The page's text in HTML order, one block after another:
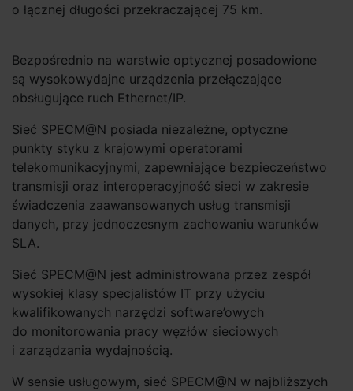
o łącznej długości przekraczającej 75 km.
Bezpośrednio na warstwie optycznej posadowione
są wysokowydajne urządzenia przełączające
obsługujące ruch Ethernet/IP.
Sieć SPECM@N posiada niezależne, optyczne
punkty styku z krajowymi operatorami
telekomunikacyjnymi, zapewniające bezpieczeństwo
transmisji oraz interoperacyjność sieci w zakresie
świadczenia zaawansowanych usług transmisji
danych, przy jednoczesnym zachowaniu warunków
SLA.
Sieć SPECM@N jest administrowana przez zespół
wysokiej klasy specjalistów IT przy użyciu
kwalifikowanych narzędzi software’owych
do monitorowania pracy węzłów sieciowych
i zarządzania wydajnością.
W sensie usługowym, sieć SPECM@N w najbliższych